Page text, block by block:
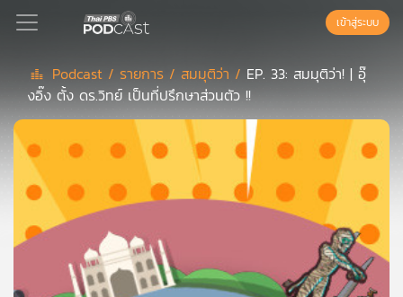
Podcast
เพล
สต์
แนะนำ
เข้าสู่ระบบ
Podcast / รายการ /สมมุติว่า / EP. 33: สมมุติว่า! | อุ๊
งอิ๊ง ตั้ง ดร.วิทย์ เป็นที่ปรึกษาส่วนตัว !!